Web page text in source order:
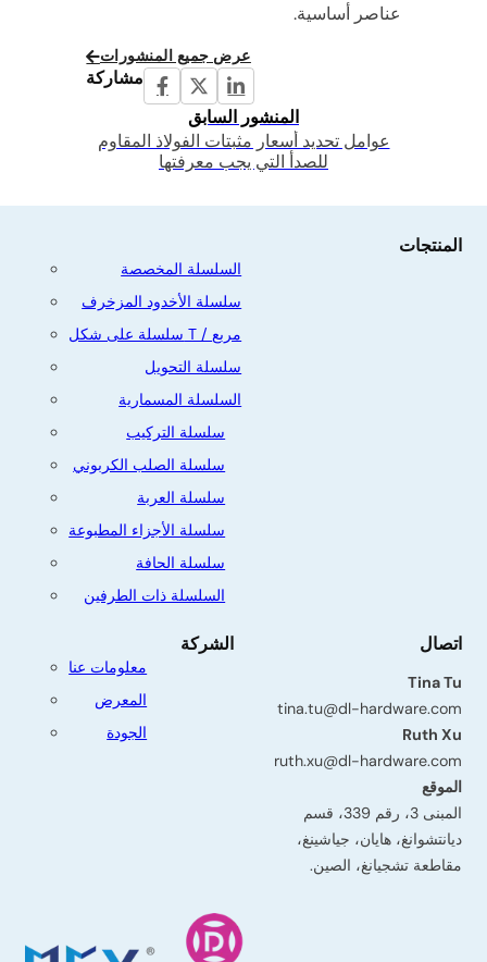
عناصر أساسية.
عرض جميع المنشورات
مشاركة
المنشور السابق
عوامل تحديد أسعار مثبتات الفولاذ المقاوم
للصدأ التي يجب معرفتها
المنتجات
السلسلة المخصصة
سلسلة الأخدود المزخرف
سلسلة على شكل T / مربع
سلسلة التحويل
السلسلة المسمارية
سلسلة التركيب
سلسلة الصلب الكربوني
سلسلة العربة
سلسلة الأجزاء المطبوعة
سلسلة الحافة
السلسلة ذات الطرفين
الشركة
معلومات عنا
المعرض
الجودة
اتصال
Tina Tu
tina.tu@dl-hardware.com
Ruth Xu
ruth.xu@dl-hardware.com
الموقع
المبنى 3، رقم 339، قسم
ديانتشوانغ، هايان، جياشينغ،
مقاطعة تشجيانغ، الصين.